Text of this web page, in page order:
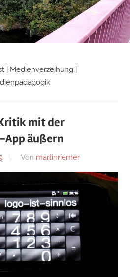
| Medienverzeihung |
mit der
App äußern
Von martinriemer
Uncategorized